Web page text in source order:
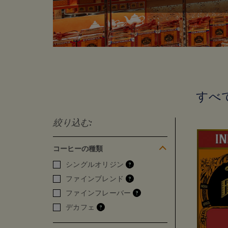
絞り込む:
コーヒーの種類
シングルオリジン
ファインブレンド
ファインフレーバー
デカフェ
すべ